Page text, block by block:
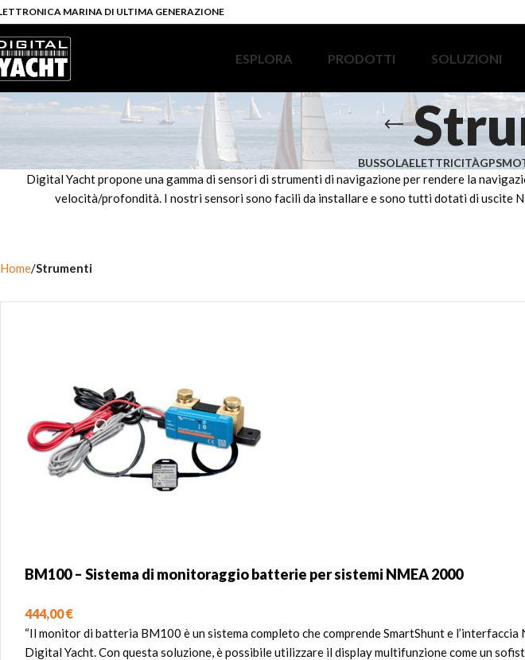
MARINA DI ULTIMA GENERAZIONE
ESPLORA PRODOTTI SOLUZIONI
BUSSOLAELETTRICITÀGPS
Digital Yacht propone una gamma di sensori di strumenti di navigazione per rendere la
velocità/profondità. I nostri sensori sono facili da installare e sono tutti dotati di uscite
Home Strumenti
BM100 – Sistema di monitoraggio batterie per sistemi NMEA 2000
444,00€
“Il monitor di batteria BM100 è un sistema completo che comprende SmartShunt e
Digital Yacht. Con questa soluzione, è possibile utilizzare il display multifunzione come un